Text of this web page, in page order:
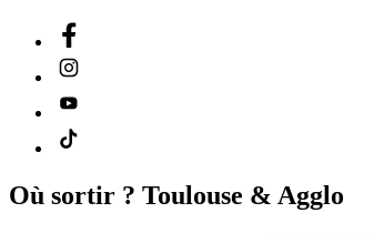
Où sortir ? Toulouse & Agglo